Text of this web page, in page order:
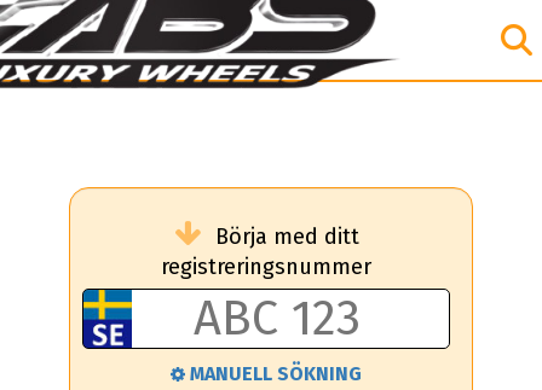
Börja med ditt
registreringsnummer
MANUELL SÖKNING